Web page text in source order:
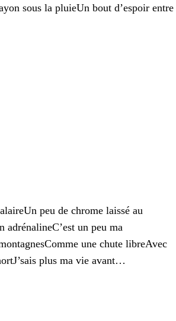
sous la pluieUn bout d’espoir entre
peu de chrome laissé au
adrénalineC’est un peu ma
une chute libreAvec
plus ma vie avant…